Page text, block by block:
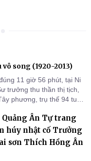
song (1920-2013)
11 giờ 56 phút, tại Ni
trưởng thu thần thị tịch,
phương, trụ thế 94 tuổi
Ân Tự trang
húy nhật cố Trưởng
sơn Thích Hồng Ân